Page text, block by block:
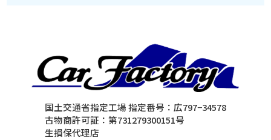
国土交通省指定工場 指定番号：広797−34578
古物商許可証：第731279300151号
生損保代理店